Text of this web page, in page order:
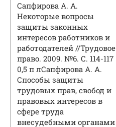
Сапфирова А. А.
Некоторые вопросы
защиты законных
интересов работников и
работодателей //Трудовое
право. 2009. №6. С. 114-117
0,5 п лСапфирова А. А.
Способы защиты
трудовых прав, свобод и
правовых интересов в
сфере труда
внесудебными органами